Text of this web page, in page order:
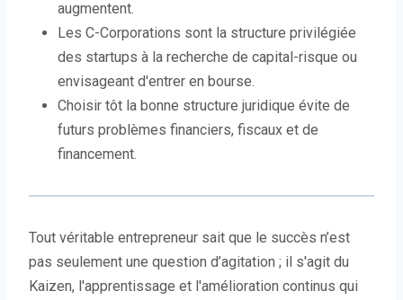
augmentent.
Les C-Corporations sont la structure privilégiée
des startups à la recherche de capital-risque ou
envisageant d'entrer en bourse.
Choisir tôt la bonne structure juridique évite de
futurs problèmes financiers, fiscaux et de
financement.
Tout véritable entrepreneur sait que le succès n’est
pas seulement une question d’agitation ; il s'agit du
Kaizen, l'apprentissage et l'amélioration continus qui